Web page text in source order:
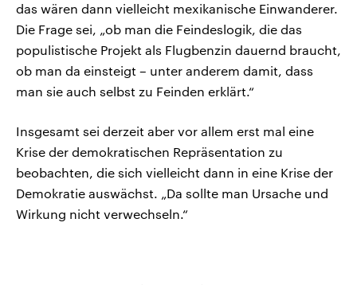
das wären dann vielleicht mexikanische Einwanderer.
Die Frage sei, „ob man die Feindeslogik, die das
populistische Projekt als Flugbenzin dauernd braucht,
ob man da einsteigt – unter anderem damit, dass
man sie auch selbst zu Feinden erklärt.“
Insgesamt sei derzeit aber vor allem erst mal eine
Krise der demokratischen Repräsentation zu
beobachten, die sich vielleicht dann in eine Krise der
Demokratie auswächst. „Da sollte man Ursache und
Wirkung nicht verwechseln.“